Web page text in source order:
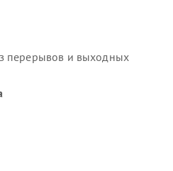
перерывов и выходных